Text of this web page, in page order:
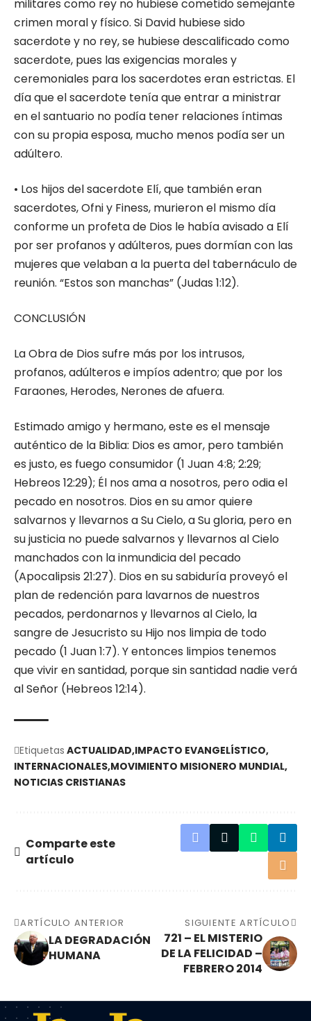
militares como rey no hubiese cometido semejante
crimen moral y físico. Si David hubiese sido
sacerdote y no rey, se hubiese descalificado como
sacerdote, pues las exigencias morales y
ceremoniales para los sacerdotes eran estrictas. El
día que el sacerdote tenía que entrar a ministrar
en el santuario no podía tener relaciones íntimas
con su propia esposa, mucho menos podía ser un
adúltero.
• Los hijos del sacerdote Elí, que también eran
sacerdotes, Ofni y Finess, murieron el mismo día
conforme un profeta de Dios le había avisado a Elí
por ser profanos y adúlteros, pues dormían con las
mujeres que velaban a la puerta del tabernáculo de
reunión. “Estos son manchas” (Judas 1:12).
CONCLUSIÓN
La Obra de Dios sufre más por los intrusos,
profanos, adúlteros e impíos adentro; que por los
Faraones, Herodes, Nerones de afuera.
Estimado amigo y hermano, este es el mensaje
auténtico de la Biblia: Dios es amor, pero también
es justo, es fuego consumidor (1 Juan 4:8; 2:29;
Hebreos 12:29); Él nos ama a nosotros, pero odia el
pecado en nosotros. Dios en su amor quiere
salvarnos y llevarnos a Su Cielo, a Su gloria, pero en
su justicia no puede salvarnos y llevarnos al Cielo
manchados con la inmundicia del pecado
(Apocalipsis 21:27). Dios en su sabiduría proveyó el
plan de redención para lavarnos de nuestros
pecados, perdonarnos y llevarnos al Cielo, la
sangre de Jesucristo su Hijo nos limpia de todo
pecado (1 Juan 1:7). Y entonces limpios tenemos
que vivir en santidad, porque sin santidad nadie verá
al Señor (Hebreos 12:14).
Etiquetas ACTUALIDAD IMPACTO EVANGELÍSTICO
INTERNACIONALES MOVIMIENTO MISIONERO MUNDIAL
NOTICIAS CRISTIANAS
Comparte este
artículo
ARTÍCULO ANTERIOR
LA DEGRADACIÓN
HUMANA
SIGUIENTE ARTÍCULO
721 – EL MISTERIO
DE LA FELICIDAD –
FEBRERO 2014